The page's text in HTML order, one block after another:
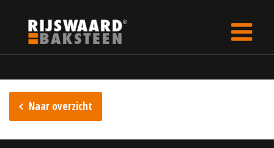
Naar overzicht